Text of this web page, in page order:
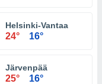
Helsinki-Vantaa
24° 16°
Järvenpää
25° 16°